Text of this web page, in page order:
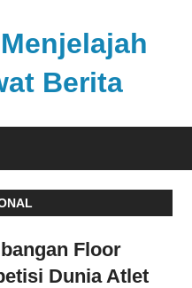
Berita
Floor
Dunia Atlet